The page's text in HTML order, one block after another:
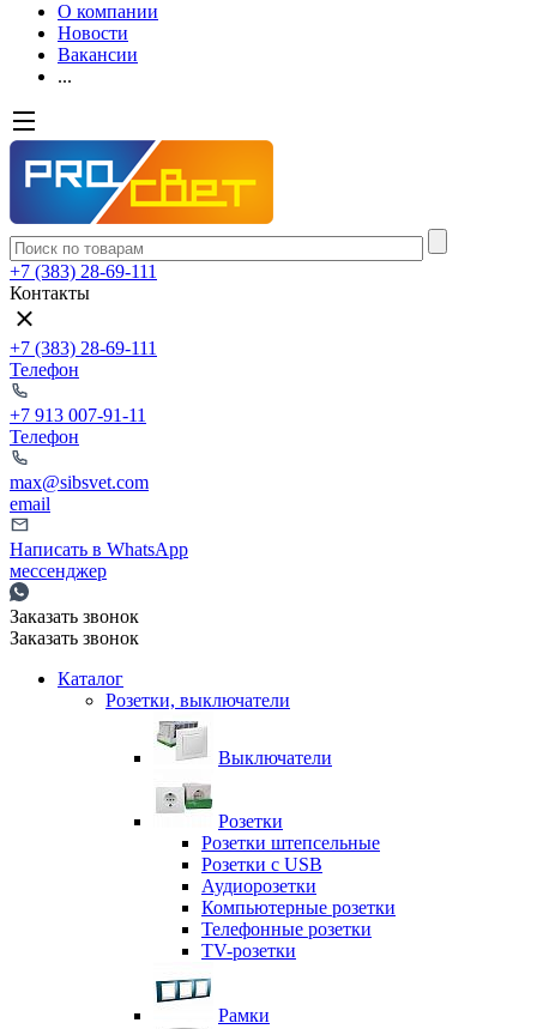
О компании
Новости
Вакансии
...
+7 (383) 28-69-111
Контакты
+7 (383) 28-69-111
Телефон
+7 913 007-91-11
Телефон
max@sibsvet.com
email
Написать в WhatsApp
мессенджер
Заказать звонок
Заказать звонок
Каталог
Розетки, выключатели
Выключатели
Розетки
Розетки штепсельные
Розетки с USB
Аудиорозетки
Компьютерные розетки
Телефонные розетки
TV-розетки
Рамки